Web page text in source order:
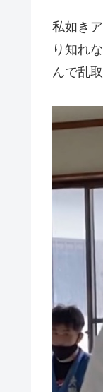
私如き
り知れ
んで乱